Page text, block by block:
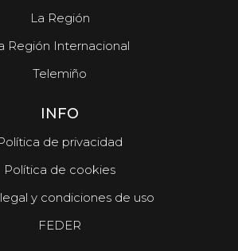
La Región
Región Internacional
Telemiño
INFO
de privacidad
Política de cookies
y condiciones de uso
FEDER